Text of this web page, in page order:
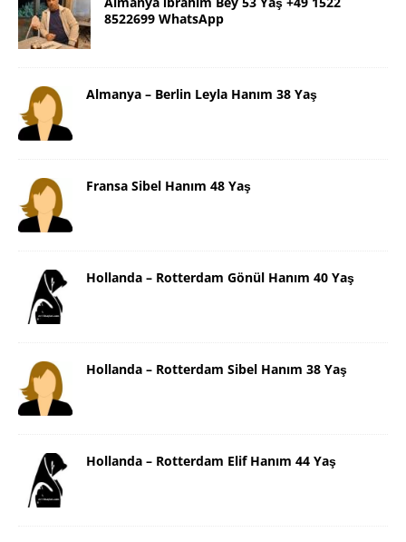
8522699 WhatsApp
Almanya – Berlin Leyla Hanım 38 Yaş
Fransa Sibel Hanım 48 Yaş
Hollanda – Rotterdam Gönül Hanım 40 Yaş
Hollanda – Rotterdam Sibel Hanım 38 Yaş
Hollanda – Rotterdam Elif Hanım 44 Yaş